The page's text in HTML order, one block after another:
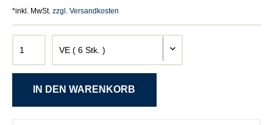
*inkl. MwSt. zzgl. Versandkosten